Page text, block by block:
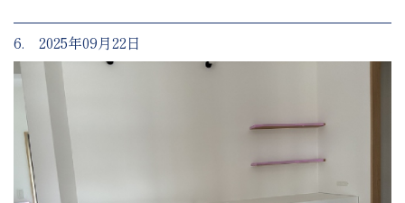
6. 2025年09月22日